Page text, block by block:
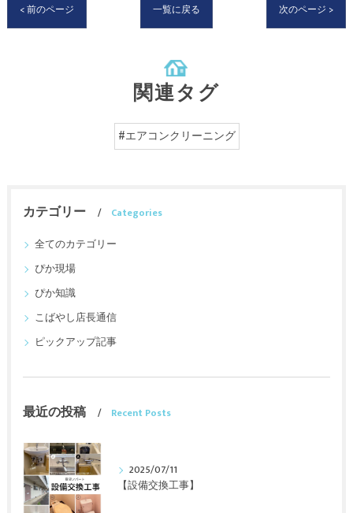
< 前のページ 一覧に戻る 次のページ >
関連タグ
#エアコンクリーニング
カテゴリー
Categories
全てのカテゴリー
ぴか現場
ぴか知識
こばやし店長通信
ピックアップ記事
最近の投稿 Recent Posts
2025/07/11
【設備交換工事】